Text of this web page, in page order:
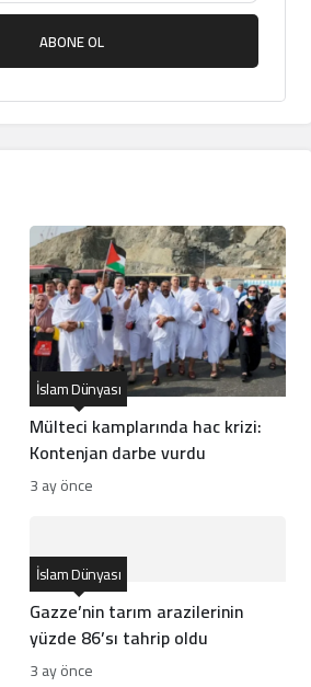
ABONE OL
Mülteci kamplarında hac krizi:
Kontenjan darbe vurdu
İslam Dünyası
3 ay önce
Gazze’nin tarım arazilerinin
yüzde 86’sı tahrip oldu
İslam Dünyası
3 ay önce